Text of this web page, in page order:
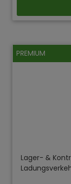
PREMIUM
Lager- &